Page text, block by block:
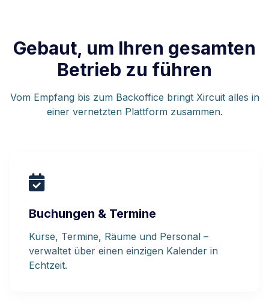
Gebaut, um Ihren gesamten
Betrieb zu führen
Vom Empfang bis zum Backoffice bringt Xircuit alles in
einer vernetzten Plattform zusammen.
Buchungen & Termine
Kurse, Termine, Räume und Personal –
verwaltet über einen einzigen Kalender in
Echtzeit.